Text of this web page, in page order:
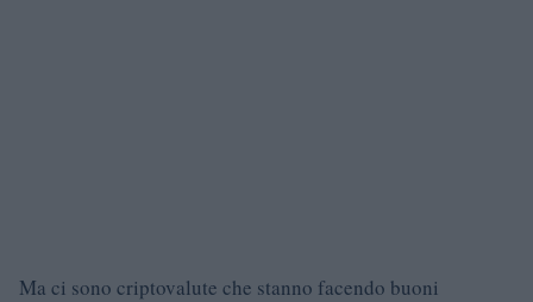
Ma ci sono criptovalute che stanno facendo buoni